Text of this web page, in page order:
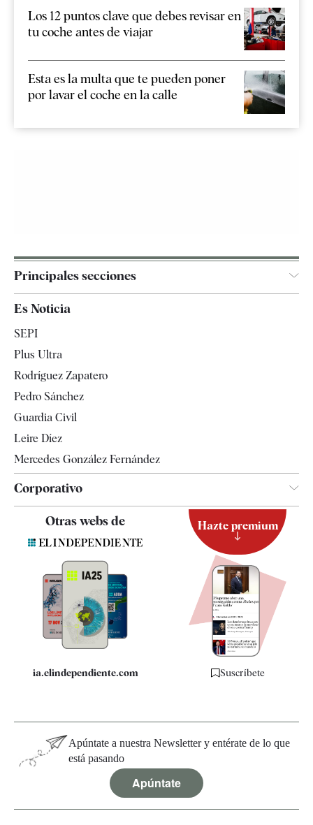
Los 12 puntos clave que debes revisar en
tu coche antes de viajar
Esta es la multa que te pueden poner
por lavar el coche en la calle
Principales secciones
Televisión
Es Noticia
SEPI
Plus Ultra
Rodríguez Zapatero
Pedro Sánchez
Guardia Civil
Leire Díez
Mercedes González Fernández
Corporativo
Quiénes somos
Especificaciones
Otras webs de
ia.elindependiente.com
Hazte premium
Suscríbete
Apúntate a nuestra Newsletter y entérate de lo que
está pasando
Apúntate